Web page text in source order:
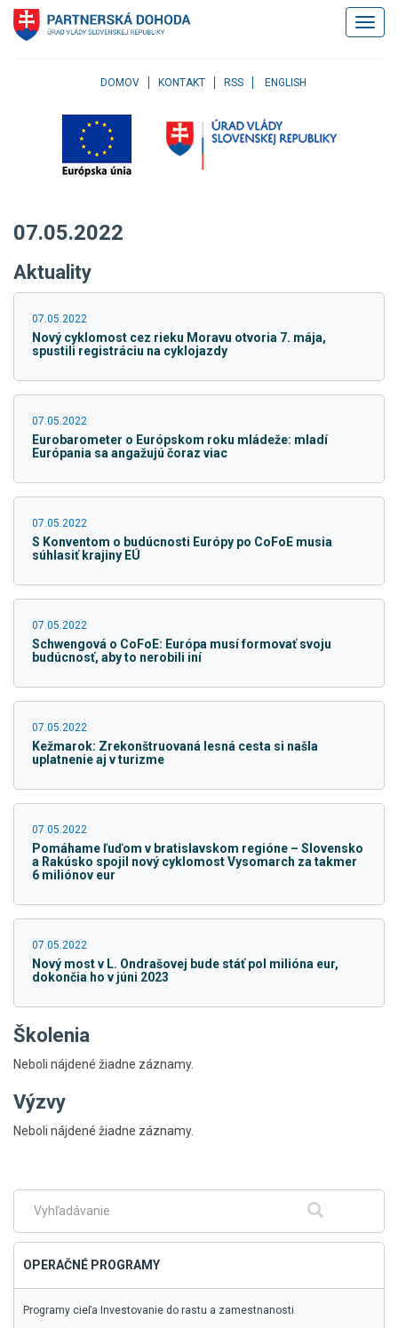
Klávesové
skratky
Skočiť
menu
na
Skočiť
pätičku
stránky
DOMOV KONTAKT RSS ENGLISH
07.05.2022
Aktuality
07.05.2022
Nový cyklomost cez rieku Moravu otvoria 7. mája,
spustili registráciu na cyklojazdy
07.05.2022
Eurobarometer o Európskom roku mládeže: mladí
Európania sa angažujú čoraz viac
07.05.2022
S Konventom o budúcnosti Európy po CoFoE musia
súhlasiť krajiny EÚ
07.05.2022
Schwengová o CoFoE: Európa musí formovať svoju
budúcnosť, aby to nerobili iní
07.05.2022
Kežmarok: Zrekonštruovaná lesná cesta si našla
uplatnenie aj v turizme
07.05.2022
Pomáhame ľuďom v bratislavskom regióne – Slovensko
a Rakúsko spojil nový cyklomost Vysomarch za takmer
6 miliónov eur
07.05.2022
Nový most v L. Ondrašovej bude stáť pol milióna eur,
dokončia ho v júni 2023
Školenia
Neboli nájdené žiadne záznamy.
Výzvy
Neboli nájdené žiadne záznamy.
menu
Fulltextové
Hľadať
OPERAČNÉ PROGRAMY
Programy cieľa Investovanie do rastu a zamestnanosti